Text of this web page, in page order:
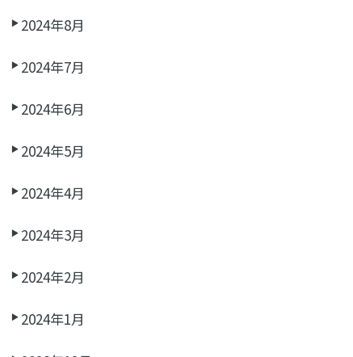
2024年8月
2024年7月
2024年6月
2024年5月
2024年4月
2024年3月
2024年2月
2024年1月